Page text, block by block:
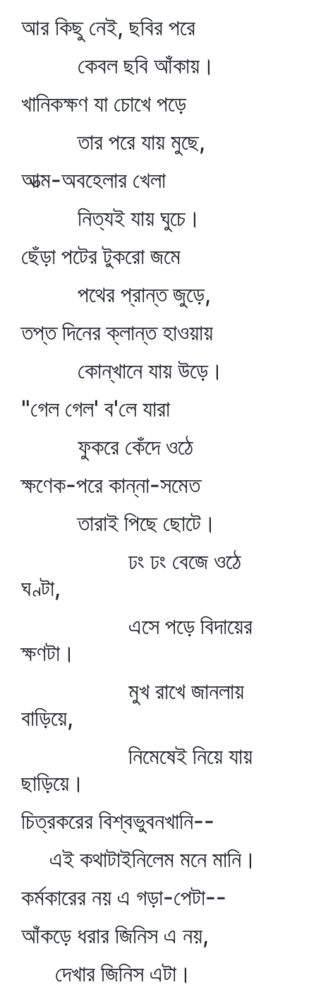
আর কিছু নেই, ছবির পরে
কেবল ছবি আঁকায়।
খানিকক্ষণ যা চোখে পড়ে
তার পরে যায় মুছে,
আত্ম-অবহেলার খেলা
নিত্যই যায় ঘুচে।
ছেঁড়া পটের টুকরো জমে
পথের প্রান্ত জুড়ে,
তপ্ত দিনের ক্লান্ত হাওয়ায়
কোন্‌খানে যায় উড়ে।
"গেল গেল' ব'লে যারা
ফুকরে কেঁদে ওঠে
ক্ষণেক-পরে কান্না-সমেত
তারাই পিছে ছোটে।
ঢং ঢং বেজে ওঠে
ঘণ্টা,
এসে পড়ে বিদায়ের
ক্ষণটা।
মুখ রাখে জানলায়
বাড়িয়ে,
নিমেষেই নিয়ে যায়
ছাড়িয়ে।
চিত্রকরের বিশ্বভুবনখানি--
এই কথাটাইনিলেম মনে মানি।
কর্মকারের নয় এ গড়া-পেটা--
আঁকড়ে ধরার জিনিস এ নয়,
দেখার জিনিস এটা।